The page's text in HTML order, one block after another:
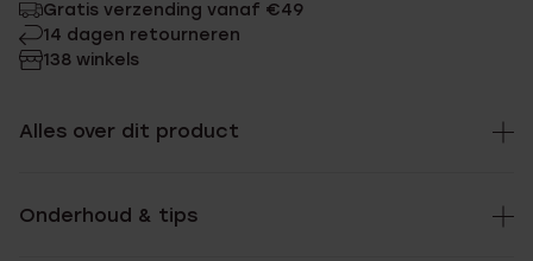
Gratis verzending vanaf €49
14 dagen retourneren
138 winkels
Alles over dit product
Onderhoud & tips